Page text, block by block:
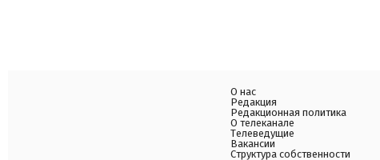
О нас
Редакция
Редакционная политика
О телеканале
Телеведущие
Вакансии
Структура собственности